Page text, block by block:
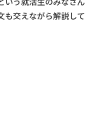
も交えながら解説して